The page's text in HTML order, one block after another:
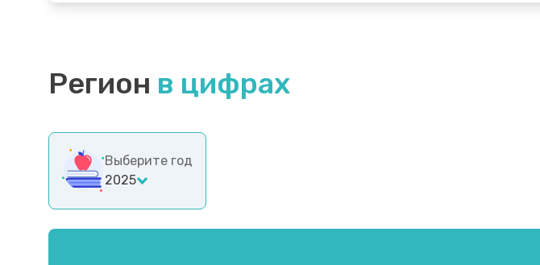
Регион в цифрах
Выберите год
2025